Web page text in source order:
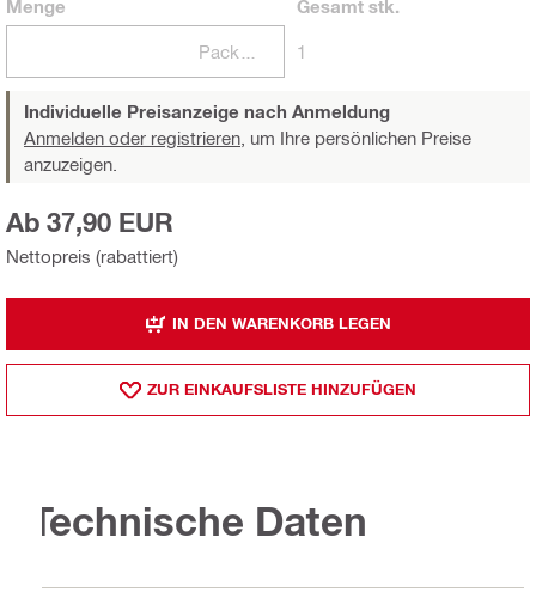
Menge Gesamtstk.
1
Individuelle Preisanzeige nach Anmeldung
Anmelden oder registrieren, um Ihre persönlichen Preise
anzuzeigen.
Nettopreis (rabattiert)
Ab 37,90 EUR
IN DEN WARENKORB LEGEN
ZUR EINKAUFSLISTE HINZUFÜGEN
Technische Daten